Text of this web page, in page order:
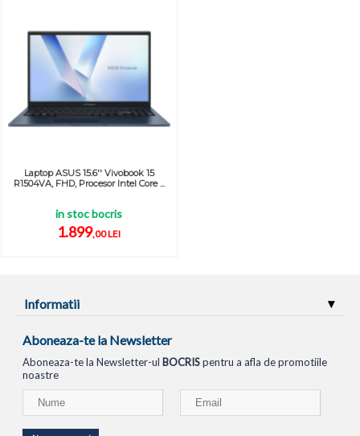
Laptop ASUS 15.6'' Vivobook 15
R1504VA, FHD, Procesor Intel Core ...
in stoc bocris
1.899,00 LEI
Informatii
Aboneaza-te la Newsletter
Aboneaza-te la Newsletter-ul BOCRISpentru a afla de promotiile
noastre